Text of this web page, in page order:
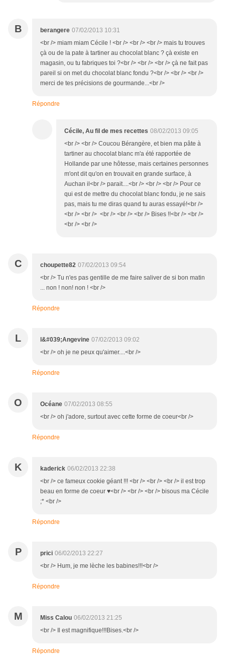
B berangere 07/02/2013 10:31
<br /> miam miam Cécile ! <br /> <br /> <br /> mais tu trouves
çà ou de la pate à tartiner au chocolat blanc ? çà existe en
magasin, ou tu fabriques toi ?<br /> <br /> <br /> çà ne fait pas
pareil si on met du chocolat blanc fondu ?<br /> <br /> <br />
merci de tes précisions de gourmande...<br />
Répondre
Cécile, Au fil de mes recettes 08/02/2013 09:05
<br /> <br /> Coucou Bérangère, et bien ma pâte à
tartiner au chocolat blanc m'a été rapportée de
Hollande par une hôtesse, mais certaines personnes
m'ont dit qu'on en trouvait en grande surface, à
Auchan il<br /> parait....<br /> <br /> <br /> Pour ce
qui est de mettre du chocolat blanc fondu, je ne sais
pas, mais tu me diras quand tu auras essayé!<br />
<br /> <br /> <br /> <br /> <br /> Bises !!<br /> <br />
<br /> <br />
C choupette82 07/02/2013 09:54
<br /> Tu n'es pas gentille de me faire saliver de si bon matin
... non ! non! non ! <br />
Répondre
L l&#039;Angevine 07/02/2013 09:02
<br /> oh je ne peux qu'aimer....<br />
Répondre
O Océane 07/02/2013 08:55
<br /> oh j'adore, surtout avec cette forme de coeur<br />
Répondre
K kaderick 06/02/2013 22:38
<br /> ce fameux cookie géant !!! <br /> <br /> <br /> il est trop
beau en forme de coeur ♥<br /> <br /> <br /> bisous ma Cécile
;* <br />
Répondre
P prici 06/02/2013 22:27
<br /> Hum, je me lèche les babines!!!<br />
Répondre
M Miss Calou 06/02/2013 21:25
<br /> Il est magnifique!!!Bises.<br />
Répondre